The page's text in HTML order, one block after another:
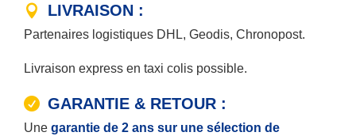
LIVRAISON :
Partenaires logistiques DHL, Geodis, Chronopost.
Livraison express en taxi colis possible.
GARANTIE & RETOUR :
Une garantie de 2 ans sur une sélection de